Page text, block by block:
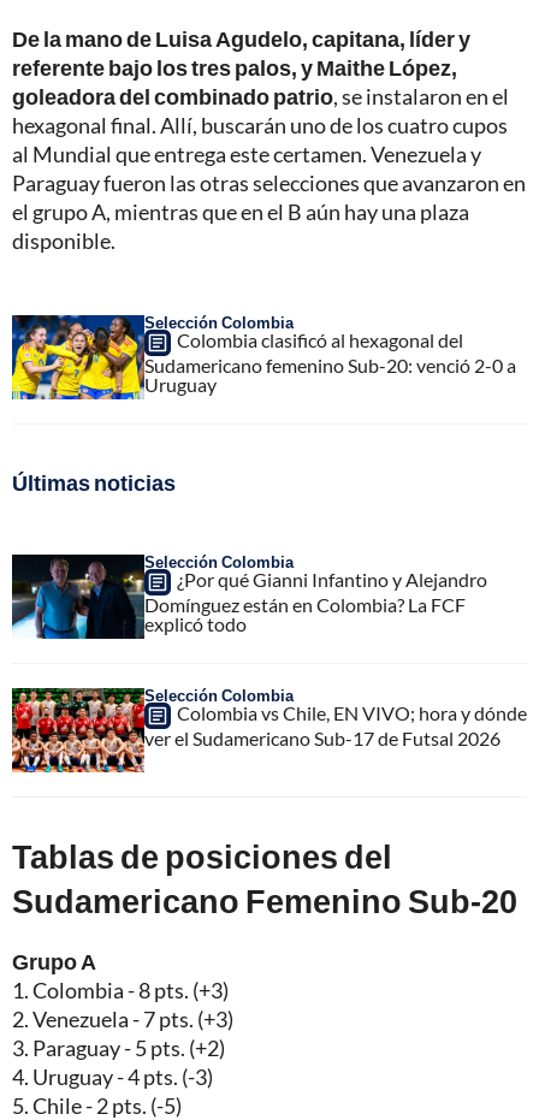
De la mano de Luisa Agudelo, capitana, líder y
referente bajo los tres palos, y Maithe López,
goleadora del combinado patrio, se instalaron en el
hexagonal final. Allí, buscarán uno de los cuatro cupos
al Mundial que entrega este certamen. Venezuela y
Paraguay fueron las otras selecciones que avanzaron en
el grupo A, mientras que en el B aún hay una plaza
disponible.
Selección Colombia
Colombia clasificó al hexagonal del
Sudamericano femenino Sub-20: venció 2-0 a
Uruguay
Últimas noticias
Selección Colombia
¿Por qué Gianni Infantino y Alejandro
Domínguez están en Colombia? La FCF
explicó todo
Selección Colombia
Colombia vs Chile, EN VIVO; hora y dónde
ver el Sudamericano Sub-17 de Futsal 2026
Tablas de posiciones del
Sudamericano Femenino Sub-20
Grupo A
1. Colombia - 8 pts. (+3)
2. Venezuela - 7 pts. (+3)
3. Paraguay - 5 pts. (+2)
4. Uruguay - 4 pts. (-3)
5. Chile - 2 pts. (-5)